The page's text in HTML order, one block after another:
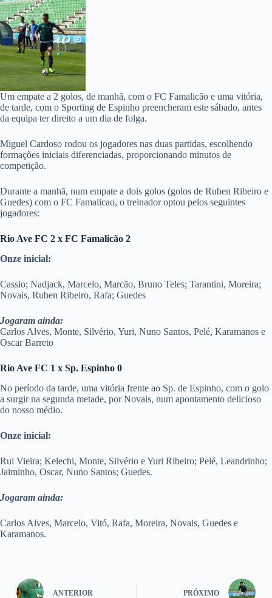
Um empate a 2 golos, de manhã, com o FC Famalicão e uma vitória,
de tarde, com o Sporting de Espinho preencheram este sábado, antes
da equipa ter direito a um dia de folga.
Miguel Cardoso rodou os jogadores nas duas partidas, escolhendo
formações iniciais diferenciadas, proporcionando minutos de
competição.
Durante a manhã, num empate a dois golos (golos de Ruben Ribeiro e
Guedes) com o FC Famalicao, o treinador optou pelos seguintes
jogadores:
Rio Ave FC 2 x FC Famalicão 2
Onze inicial:
Cassio; Nadjack, Marcelo, Marcão, Bruno Teles; Tarantini, Moreira;
Novais, Ruben Ribeiro, Rafa; Guedes
Jogaram ainda:
Carlos Alves, Monte, Silvério, Yuri, Nuno Santos, Pelé, Karamanos e
Oscar Barreto
Rio Ave FC 1 x Sp. Espinho 0
No período da tarde, uma vitória frente ao Sp. de Espinho, com o golo
a surgir na segunda metade, por Novais, num apontamento delicioso
do nosso médio.
Onze inicial:
Rui Vieira; Kelechi, Monte, Silvério e Yuri Ribeiro; Pelé, Leandrinho;
Jaiminho, Oscar, Nuno Santos; Guedes.
Jogaram ainda:
Carlos Alves, Marcelo, Vitó, Rafa, Moreira, Novais, Guedes e
Karamanos.
ANTERIOR PRÓXIMO